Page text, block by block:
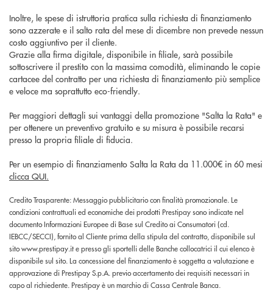
Inoltre, le spese di istruttoria pratica sulla richiesta di finanziamento
sono azzerate e il salto rata del mese di dicembre non prevede nessun
costo aggiuntivo per il cliente.
Grazie alla firma digitale, disponibile in filiale, sarà possibile
sottoscrivere il prestito con la massima comodità, eliminando le copie
cartacee del contratto per una richiesta di finanziamento più semplice
e veloce ma soprattutto eco-friendly.
Per maggiori dettagli sui vantaggi della promozione "Salta la Rata" e
per ottenere un preventivo gratuito e su misura è possibile recarsi
presso la propria filiale di fiducia.
Per un esempio di finanziamento Salta la Rata da 11.000€ in 60 mesi
clicca QUI.
Credito Trasparente: Messaggio pubblicitario con finalità promozionale. Le
condizioni contrattuali ed economiche dei prodotti Prestipay sono indicate nel
documento Informazioni Europee di Base sul Credito ai Consumatori (cd.
IEBCC/SECCI), fornito al Cliente prima della stipula del contratto, disponibile sul
sito www.prestipay.it e presso gli sportelli delle Banche collocatrici il cui elenco è
disponibile sul sito. La concessione del finanziamento è soggetta a valutazione e
approvazione di Prestipay S.p.A. previo accertamento dei requisiti necessari in
capo al richiedente. Prestipay è un marchio di Cassa Centrale Banca.